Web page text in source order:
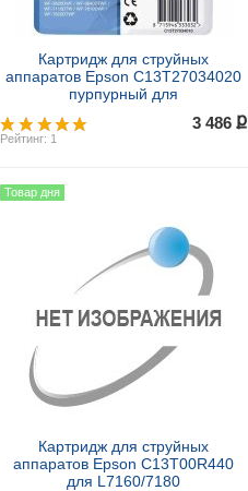
Картридж для струйных
аппаратов Epson C13T27034020
пурпурный для
Рейтинг: 1
3 486 ք
Товар дня
Картридж для струйных
аппаратов Epson C13T00R440
для L7160/7180